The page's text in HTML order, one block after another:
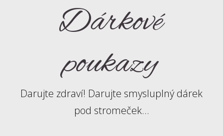
Dárkové
poukazy
Darujte zdraví! Darujte smysluplný dárek
pod stromeček...